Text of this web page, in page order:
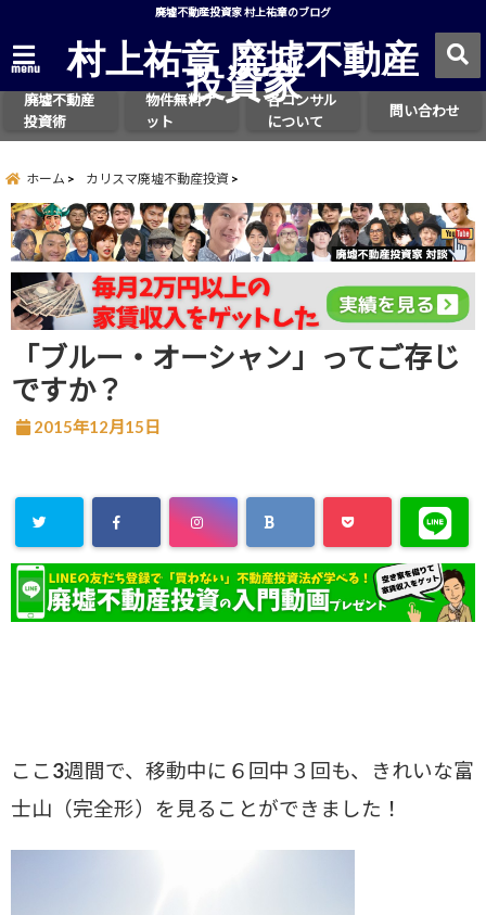
廃墟不動産投資家 村上祐章のブログ
menu 村上祐章 廃墟不動産
投資家
廃墟不動産
投資術
物件無料ゲ
ット
各コンサル
について
問い合わせ
ホーム カリスマ廃墟不動産投資
「ブルー・オーシャン」ってご存じ
ですか？
2015年12月15日
ここ3週間で、移動中に６回中３回も、きれいな富
士山（完全形）を見ることができました！